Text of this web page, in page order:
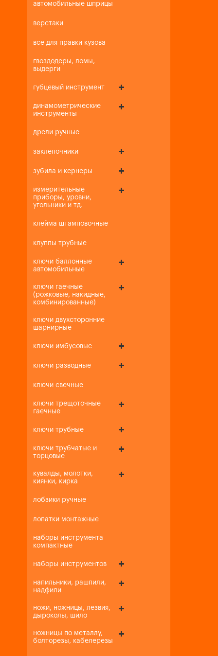
автомобильные шприцы
верстаки
все для правки кузова
гвоздодеры, ломы,
выдерги
губцевый инструмент
динамометрические
инструменты
дрели ручные
заклепочники
зубила и кернеры
измерительные
приборы, уровни,
угольники и тд.
клейма штамповочные
клуппы трубные
ключи баллонные
автомобильные
ключи гаечные
(рожковые, накидные,
комбинированные)
ключи двухсторонние
шарнирные
ключи имбусовые
ключи разводные
ключи свечные
ключи трещоточные
гаечные
ключи трубные
ключи трубчатые и
торцовые
кувалды, молотки,
киянки, кирка
лобзики ручные
лопатки монтажные
наборы инструмента
компактные
наборы инструментов
напильники, рашпили,
надфили
ножи, ножницы, лезвия,
дыроколы, шило
ножницы по металлу,
болторезы, кабелерезы